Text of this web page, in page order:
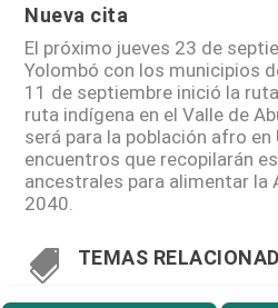
Nueva cita
El próximo jueves 23 de
Yolombó con los municipios
11 de septiembre inició la
ruta indígena en el Valle de
será para la población afro en
encuentros que recopilarán
ancestrales para alimentar la
2040.
 TEMAS